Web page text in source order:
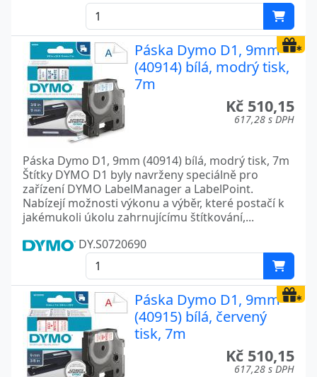
Páska Dymo D1, 9mm
(40914) bílá, modrý tisk,
7m
Kč 510,15
617,28 s DPH
Páska Dymo D1, 9mm (40914) bílá, modrý tisk, 7m
Štítky DYMO D1 byly navrženy speciálně pro
zařízení DYMO LabelManager a LabelPoint.
Nabízejí možnosti výkonu a výběr, které postačí k
jakémukoli úkolu zahrnujícímu štítkování,...
DY.S0720690
Páska Dymo D1, 9mm
(40915) bílá, červený
tisk, 7m
Kč 510,15
617,28 s DPH